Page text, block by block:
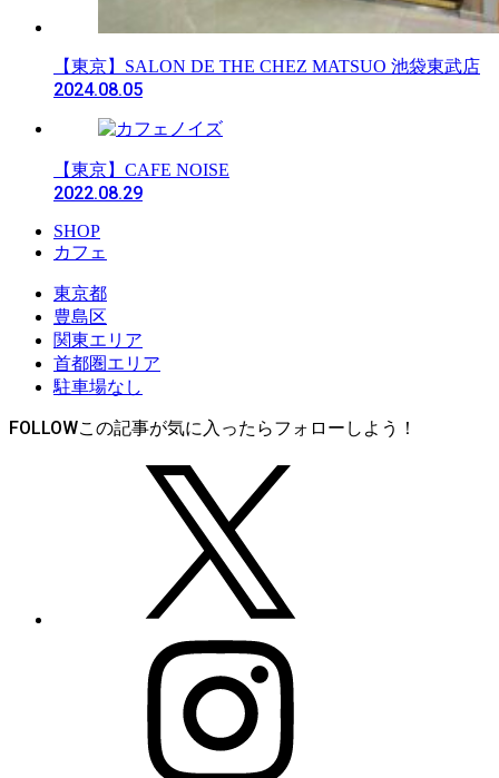
【東京】SALON DE THE CHEZ MATSUO 池袋東武店
2024.08.05
【東京】CAFE NOISE
2022.08.29
SHOP
カフェ
東京都
豊島区
関東エリア
首都圏エリア
駐車場なし
FOLLOW